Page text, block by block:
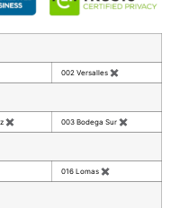
002 Versalles ✖
✖ 003 Bodega Sur ✖
016 Lomas ✖